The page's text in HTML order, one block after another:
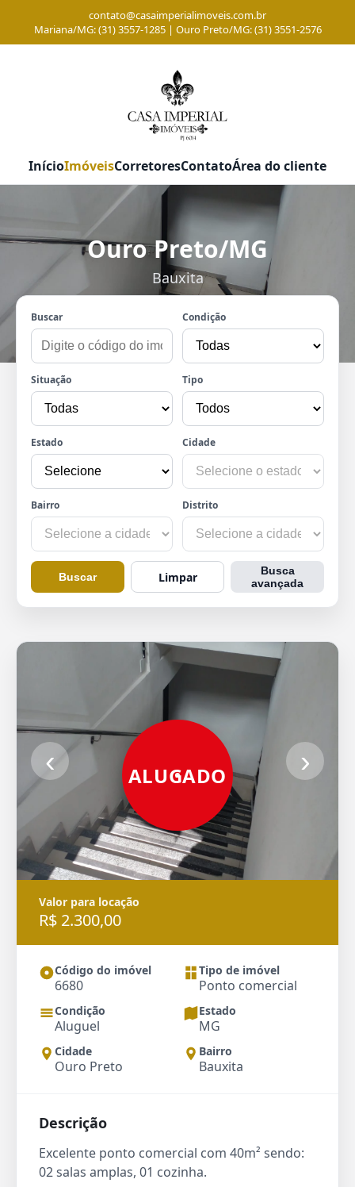
contato@casaimperialimoveis.com.br
Mariana/MG: (31) 3557-1285 | Ouro Preto/MG: (31) 3551-2576
InícioImóveisCorretoresContatoÁrea do cliente
Ouro Preto/MG
Bauxita
Buscar Condição
Situação Tipo
Estado Cidade
Bairro Distrito
Buscar Limpar
Busca
avançada
‹ ›
ALUGADO
Valor para locação
R$ 2.300,00
Código do imóvel
6680
Tipo de imóvel
Ponto comercial
Condição
Aluguel
Estado
MG
Cidade
Ouro Preto
Bairro
Bauxita
Descrição
Excelente ponto comercial com 40m² sendo:
02 salas amplas, 01 cozinha.